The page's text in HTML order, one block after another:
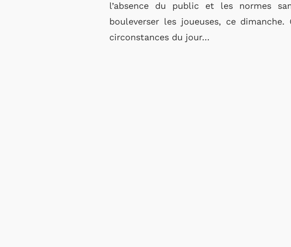
l’absence du public et les normes
bouleverser les joueuses, ce
circonstances du jour…